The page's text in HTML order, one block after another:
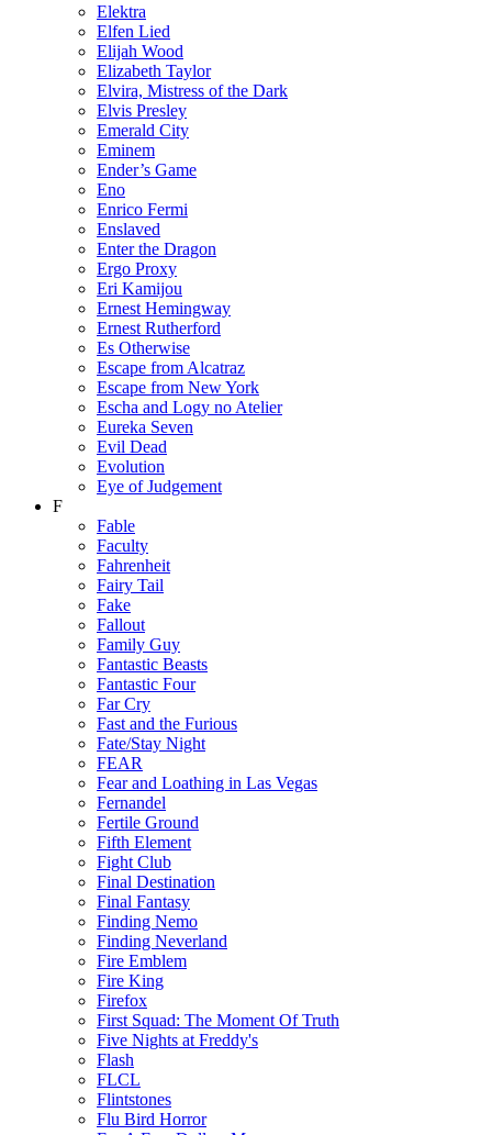
Elektra
Elfen Lied
Elijah Wood
Elizabeth Taylor
Elvira, Mistress of the Dark
Elvis Presley
Emerald City
Eminem
Ender’s Game
Eno
Enrico Fermi
Enslaved
Enter the Dragon
Ergo Proxy
Eri Kamijou
Ernest Hemingway
Ernest Rutherford
Es Otherwise
Escape from Alcatraz
Escape from New York
Escha and Logy no Atelier
Eureka Seven
Evil Dead
Evolution
Eye of Judgement
F
Fable
Faculty
Fahrenheit
Fairy Tail
Fake
Fallout
Family Guy
Fantastic Beasts
Fantastic Four
Far Cry
Fast and the Furious
Fate/Stay Night
FEAR
Fear and Loathing in Las Vegas
Fernandel
Fertile Ground
Fifth Element
Fight Club
Final Destination
Final Fantasy
Finding Nemo
Finding Neverland
Fire Emblem
Fire King
Firefox
First Squad: The Moment Of Truth
Five Nights at Freddy's
Flash
FLCL
Flintstones
Flu Bird Horror